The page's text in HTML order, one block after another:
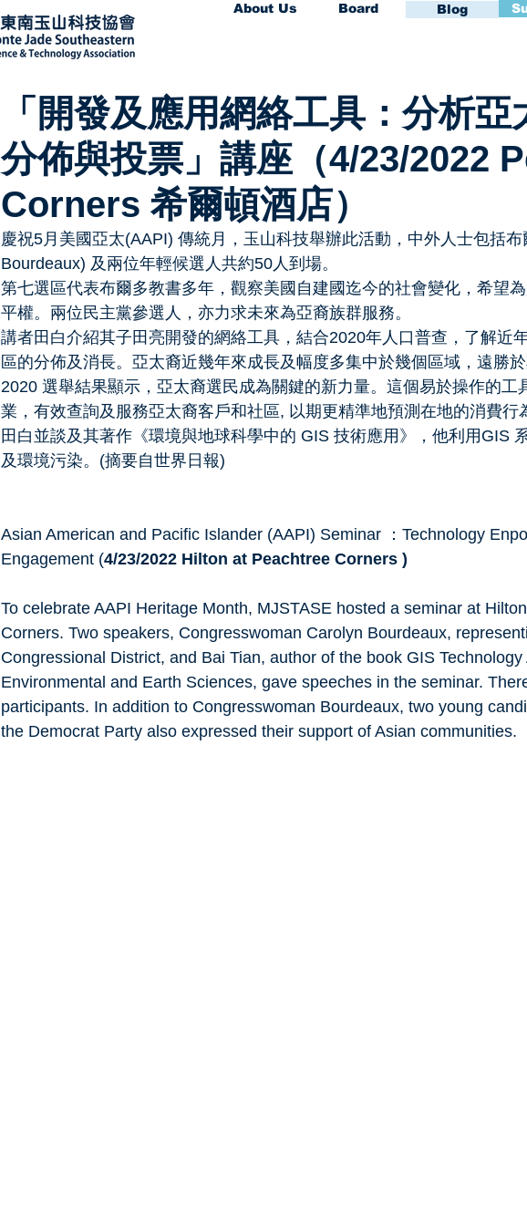
About Us Board Blog
「開發及應用網絡工具：分析亞
分佈與投票」講座（4/23/2022
Corners 希爾頓酒店）
慶祝5月美國亞太(AAPI) 傳統月，玉山科技舉辦此活動，中外人士包括
Bourdeaux) 及兩位年輕候選人共約50人到場。
第七選區代表布爾多教書多年，觀察美國自建國迄今的社會變化，希望
平權。兩位民主黨參選人，亦力求未來為亞裔族群服務。
講者田白介紹其子田亮開發的網絡工具，結合2020年人口普查，了解近
區的分佈及消長。亞太裔近幾年來成長及幅度多集中於幾個區域，遠勝
2020 選舉結果顯示，亞太裔選民成為關鍵的新力量。這個易於操作的工
業，有效查詢及服務亞太裔客戶和社區, 以期更精準地預測在地的消費行
田白並談及其著作《環境與地球科學中的 GIS 技術應用》，他利用GIS
及環境污染。(摘要自世界日報)
Asian American and Pacific Islander (AAPI) Seminar ：Technology
Engagement (4/23/2022 Hilton at Peachtree Corners )
To celebrate AAPI Heritage Month, MJSTASE hosted a seminar at
Corners. Two speakers, Congresswoman Carolyn Bourdeaux,
Congressional District, and Bai Tian, author of the book GIS
Environmental and Earth Sciences, gave speeches in the seminar.
participants. In addition to Congresswoman Bourdeaux, two young
the Democrat Party also expressed their support of Asian communities.